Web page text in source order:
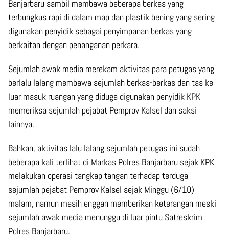
Banjarbaru sambil membawa beberapa berkas yang
terbungkus rapi di dalam map dan plastik bening yang sering
digunakan penyidik sebagai penyimpanan berkas yang
berkaitan dengan penanganan perkara.
Sejumlah awak media merekam aktivitas para petugas yang
berlalu lalang membawa sejumlah berkas-berkas dan tas ke
luar masuk ruangan yang diduga digunakan penyidik KPK
memeriksa sejumlah pejabat Pemprov Kalsel dan saksi
lainnya.
Bahkan, aktivitas lalu lalang sejumlah petugas ini sudah
beberapa kali terlihat di Markas Polres Banjarbaru sejak KPK
melakukan operasi tangkap tangan terhadap terduga
sejumlah pejabat Pemprov Kalsel sejak Minggu (6/10)
malam, namun masih enggan memberikan keterangan meski
sejumlah awak media menunggu di luar pintu Satreskrim
Polres Banjarbaru.